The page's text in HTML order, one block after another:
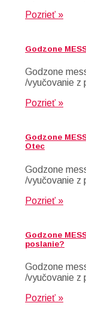
Pozrieť »
Godzone
Godzone
/vyučovanie z
Pozrieť »
Godzone
Otec
Godzone
/vyučovanie z
Pozrieť »
Godzone
poslanie?
Godzone
/vyučovanie z
Pozrieť »